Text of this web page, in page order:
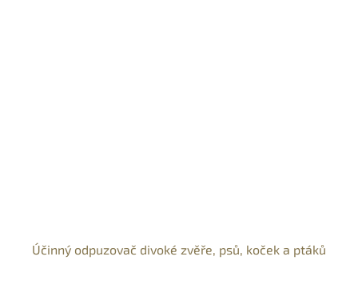
Účinný odpuzovač divoké zvěře, psů, koček a ptáků